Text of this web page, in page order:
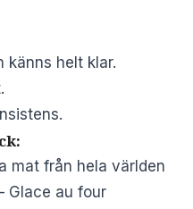
känns helt klar.
mat från hela världen
Glace au four